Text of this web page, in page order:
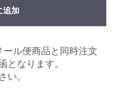
追加
ル便商品と同時注文
となります。
い。